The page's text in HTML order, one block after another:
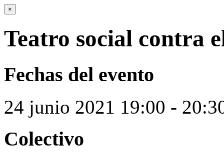
×
Teatro social contra
Fechas del evento
24 junio 2021 19:00 -
Colectivo